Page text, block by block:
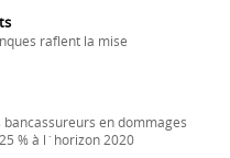
raflent la mise
bancassureurs en dommages
% à l´horizon 2020